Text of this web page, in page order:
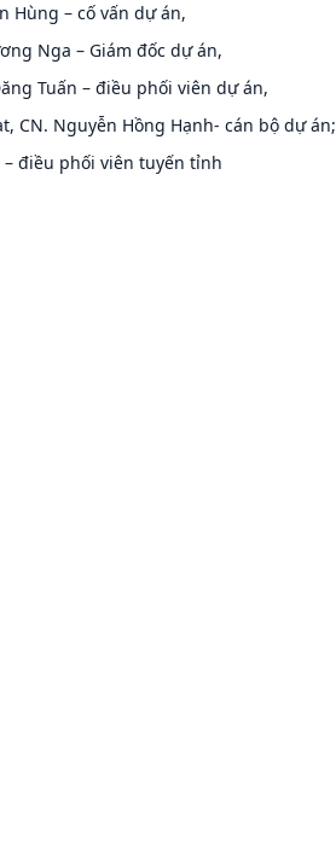
Hùng – cố vấn dự án,
Nga – Giám đốc dự án,
Tuấn – điều phối viên dự án,
CN. Nguyễn Hồng Hạnh- cán bộ dự án;
– điều phối viên tuyến tỉnh